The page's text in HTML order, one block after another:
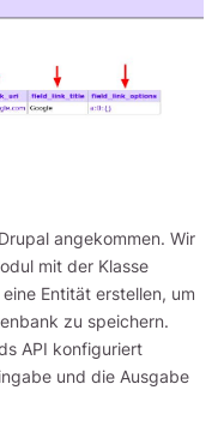
angekommen. Wir
mit der Klasse
Entität erstellen, um
zu speichern.
API konfiguriert
und die Ausgabe